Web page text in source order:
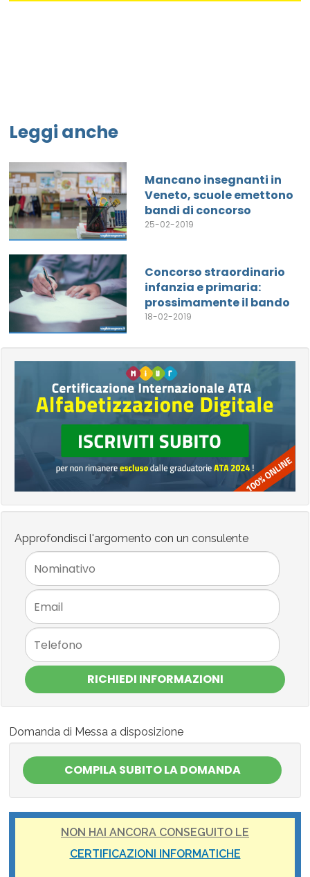
Leggi anche
Mancano insegnanti in
Veneto, scuole emettono
bandi di concorso
25-02-2019
Concorso straordinario
infanzia e primaria:
prossimamente il bando
18-02-2019
Approfondisci l'argomento con un consulente
RICHIEDI INFORMAZIONI
Domanda di Messa a disposizione
NON HAI ANCORA CONSEGUITO LE
CERTIFICAZIONI INFORMATICHE